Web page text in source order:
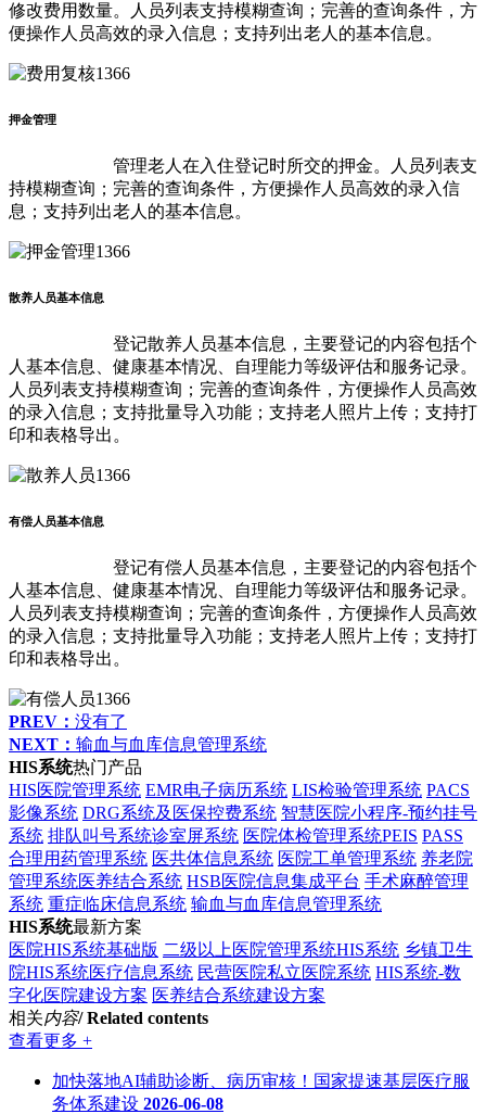
修改费用数量。人员列表支持模糊查询；完善的查询条件，方
便操作人员高效的录入信息；支持列出老人的基本信息。
押金管理
管理老人在入住登记时所交的押金。人员列表支
持模糊查询；完善的查询条件，方便操作人员高效的录入信
息；支持列出老人的基本信息。
散养人员基本信息
登记散养人员基本信息，主要登记的内容包括个
人基本信息、健康基本情况、自理能力等级评估和服务记录。
人员列表支持模糊查询；完善的查询条件，方便操作人员高效
的录入信息；支持批量导入功能；支持老人照片上传；支持打
印和表格导出。
有偿人员基本信息
登记有偿人员基本信息，主要登记的内容包括个
人基本信息、健康基本情况、自理能力等级评估和服务记录。
人员列表支持模糊查询；完善的查询条件，方便操作人员高效
的录入信息；支持批量导入功能；支持老人照片上传；支持打
印和表格导出。
PREV： 没有了
NEXT： 输血与血库信息管理系统
HIS系统热门产品
HIS医院管理系统 EMR电子病历系统 LIS检验管理系统 PACS
影像系统 DRG系统及医保控费系统 智慧医院小程序-预约挂号
系统 排队叫号系统诊室屏系统 医院体检管理系统PEIS PASS
合理用药管理系统 医共体信息系统 医院工单管理系统 养老院
管理系统医养结合系统 HSB医院信息集成平台 手术麻醉管理
系统 重症临床信息系统 输血与血库信息管理系统
HIS系统最新方案
医院HIS系统基础版 二级以上医院管理系统HIS系统 乡镇卫生
院HIS系统医疗信息系统 民营医院私立医院系统 HIS系统-数
字化医院建设方案 医养结合系统建设方案
相关内容/ Related contents
查看更多 +
加快落地AI辅助诊断、病历审核！国家提速基层医疗服
务体系建设 2026-06-08